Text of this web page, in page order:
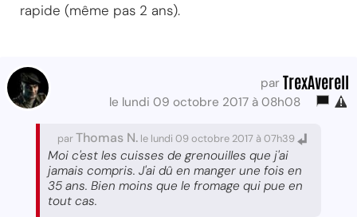
rapide (même pas 2 ans).
par TrexAverell
le lundi 09 octobre 2017 à 08h08
parThomas N. le lundi 09 octobre 2017 à 07h39
Moi c'est les cuisses de grenouilles que j'ai
jamais compris. J'ai dû en manger une fois en
35 ans. Bien moins que le fromage qui pue en
tout cas.